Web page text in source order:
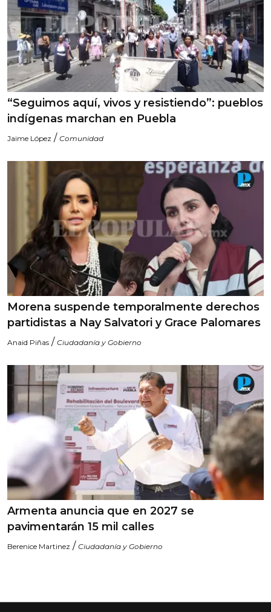
“Seguimos aquí, vivos y resistiendo”: pueblos
indígenas marchan en Puebla
Jaime López / Comunidad
Morena suspende temporalmente derechos
partidistas a Nay Salvatori y Grace Palomares
Anaid Piñas / Ciudadanía y Gobierno
Armenta anuncia que en 2027 se
pavimentarán 15 mil calles
Berenice Martinez / Ciudadanía y Gobierno